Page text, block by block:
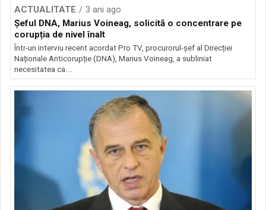
ACTUALITATE
3 ani ago
Șeful DNA, Marius Voineag, solicită o concentrare pe
corupția de nivel înalt
Într-un interviu recent acordat Pro TV, procurorul-șef al Direcției
Naționale Anticorupție (DNA), Marius Voineag, a subliniat
necesitatea ca...